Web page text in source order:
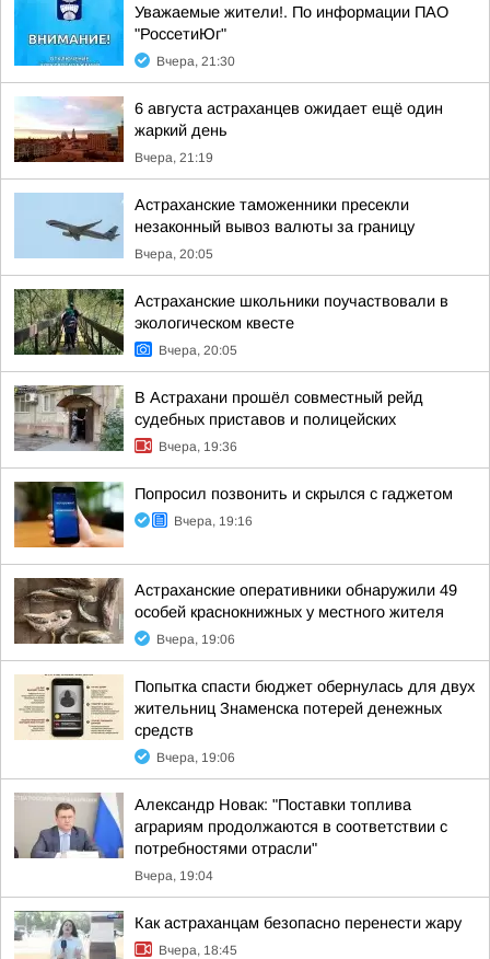
Уважаемые жители!. По информации ПАО
"РоссетиЮг"
Вчера, 21:30
6 августа астраханцев ожидает ещё один
жаркий день
Вчера, 21:19
Астраханские таможенники пресекли
незаконный вывоз валюты за границу
Вчера, 20:05
Астраханские школьники поучаствовали в
экологическом квесте
Вчера, 20:05
В Астрахани прошёл совместный рейд
судебных приставов и полицейских
Вчера, 19:36
Попросил позвонить и скрылся с гаджетом
Вчера, 19:16
Астраханские оперативники обнаружили 49
особей краснокнижных у местного жителя
Вчера, 19:06
Попытка спасти бюджет обернулась для двух
жительниц Знаменска потерей денежных
средств
Вчера, 19:06
Александр Новак: "Поставки топлива
аграриям продолжаются в соответствии с
потребностями отрасли"
Вчера, 19:04
Как астраханцам безопасно перенести жару
Вчера, 18:45